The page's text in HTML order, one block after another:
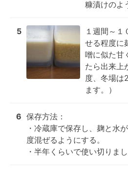
糠漬けのよ
5
１週間～１
せる程度に
噌に似た甘
たら出来上
度、冬場は
ます。）
6 保存方法：
・冷蔵庫で保存し、麹と水
度混ぜるようにする。
・半年くらいで使い切りまし